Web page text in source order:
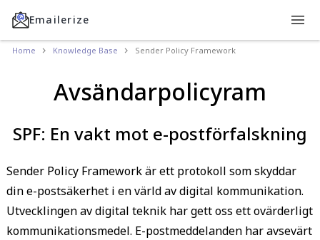
Emailerize
Home Knowledge Base Sender Policy Framework
Avsändarpolicyram
SPF: En vakt mot e-postförfalskning
Sender Policy Framework är ett protokoll som skyddar
din e-postsäkerhet i en värld av digital kommunikation.
Utvecklingen av digital teknik har gett oss ett ovärderligt
kommunikationsmedel. E-postmeddelanden har avsevärt